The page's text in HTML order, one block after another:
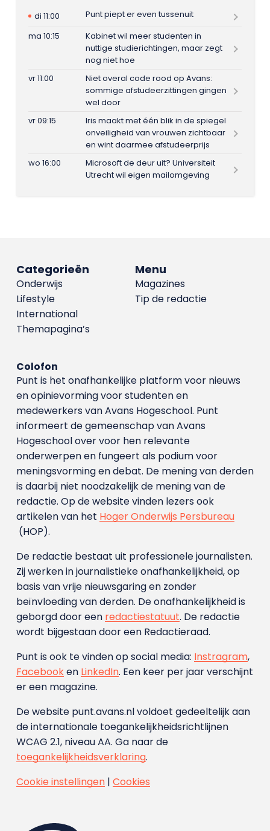
di 11:00
Punt piept er even tussenuit
ma 10:15
Kabinet wil meer studenten in
nuttige studierichtingen, maar zegt
nog niet hoe
vr 11:00
Niet overal code rood op Avans:
sommige afstudeerzittingen gingen
wel door
vr 09:15
Iris maakt met één blik in de spiegel
onveiligheid van vrouwen zichtbaar
en wint daarmee afstudeerprijs
wo 16:00
Microsoft de deur uit? Universiteit
Utrecht wil eigen mailomgeving
Menu
Magazines
Tip de redactie
Categorieën
Onderwijs
Lifestyle
International
Themapagina’s
Colofon
Punt is het onafhankelijke platform voor nieuws
en opinievorming voor studenten en
medewerkers van Avans Hoge­school. Punt
informeert de gemeenschap van Avans
Hogeschool over voor hen relevante
onderwerpen en fungeert als podium voor
meningsvorming en debat. De mening van derden
is daarbij niet noodzakelijk de mening van de
redactie. Op de website vinden lezers ook
artikelen van het Hoger Onderwijs Persbureau
(HOP).
De redactie bestaat uit professionele journalisten.
Zij werken in journalistieke onafhankelijkheid, op
basis van vrije nieuwsgaring en zonder
beïnvloeding van derden. De onafhankelijkheid is
geborgd door een redactiestatuut. De redactie
wordt bijgestaan door een Redactieraad.
Punt is ook te vinden op social media: Instragram,
Facebooken LinkedIn. Een keer per jaar verschijnt
er een magazine.
De website punt.avans.nl voldoet gedeeltelijk aan
de internationale toegankelijkheidsrichtlijnen
WCAG 2.1, niveau AA. Ga naar de
toegankelijkheidsverklaring.
Cookie instellingen| Cookies